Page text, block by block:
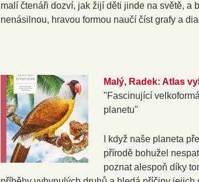
malí čtenáři dozví, jak žijí děti jinde na světě, a
nenásilnou, hravou formou naučí číst grafy a
Malý, Radek: Atlas
"Fascinující
planetu"
I když naše planeta
přírodě bohužel
poznat alespoň díky